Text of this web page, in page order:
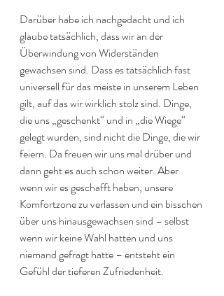
Darüber habe ich nachgedacht und ich
glaube tatsächlich, dass wir an der
Überwindung von Widerständen
gewachsen sind. Dass es tatsächlich fast
universell für das meiste in unserem Leben
gilt, auf das wir wirklich stolz sind. Dinge,
die uns „geschenkt“ und in „die Wiege“
gelegt wurden, sind nicht die Dinge, die wir
feiern. Da freuen wir uns mal drüber und
dann geht es auch schon weiter. Aber
wenn wir es geschafft haben, unsere
Komfortzone zu verlassen und ein bisschen
über uns hinausgewachsen sind – selbst
wenn wir keine Wahl hatten und uns
niemand gefragt hatte – entsteht ein
Gefühl der tieferen Zufriedenheit.